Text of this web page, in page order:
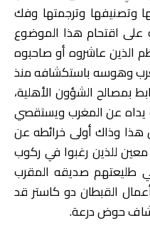
وتصنيفها وترجمتها وفك
على اقتحام هذا الموضوع
الذين عاشروه أو صاحبوه
وهوسه باستكشافه منذ
بمصالح الشؤون الأهلية،
يداه عن المغرب ويستقصي
وذاك أولى خرائطه عن
معين للذين رغبوا في ركوب
طليعتهم صديقه المقرب
القبطان دو كاستر قد
حوض درعة.